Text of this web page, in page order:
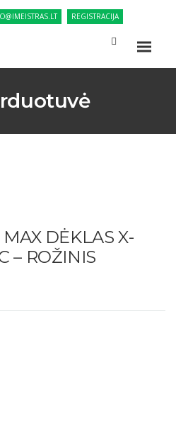
REGISTRACIJA
DĖKLAS X-
– ROŽINIS